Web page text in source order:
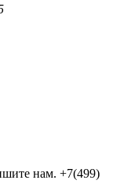
нам. +7(499)